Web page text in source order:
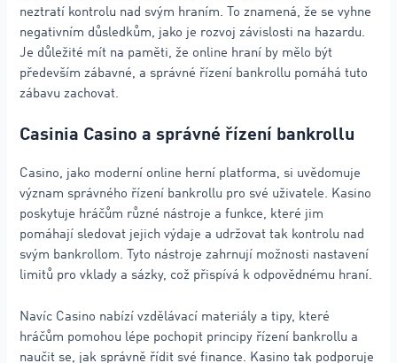
neztratí kontrolu nad svým hraním. To znamená, že se vyhne
negativním důsledkům, jako je rozvoj závislosti na hazardu.
Je důležité mít na paměti, že online hraní by mělo být
především zábavné, a správné řízení bankrollu pomáhá tuto
zábavu zachovat.
Casinia Casino a správné řízení bankrollu
Casino, jako moderní online herní platforma, si uvědomuje
význam správného řízení bankrollu pro své uživatele. Kasino
poskytuje hráčům různé nástroje a funkce, které jim
pomáhají sledovat jejich výdaje a udržovat tak kontrolu nad
svým bankrollom. Tyto nástroje zahrnují možnosti nastavení
limitů pro vklady a sázky, což přispívá k odpovědnému hraní.
Navíc Casino nabízí vzdělávací materiály a tipy, které
hráčům pomohou lépe pochopit principy řízení bankrollu a
naučit se, jak správně řídit své finance. Kasino tak podporuje